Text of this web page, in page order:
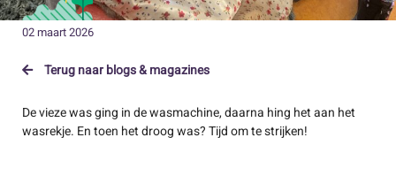
02 maart 2026
Terug naar blogs & magazines
De vieze was ging in de wasmachine, daarna hing het aan het
wasrekje. En toen het droog was? Tijd om te strijken!